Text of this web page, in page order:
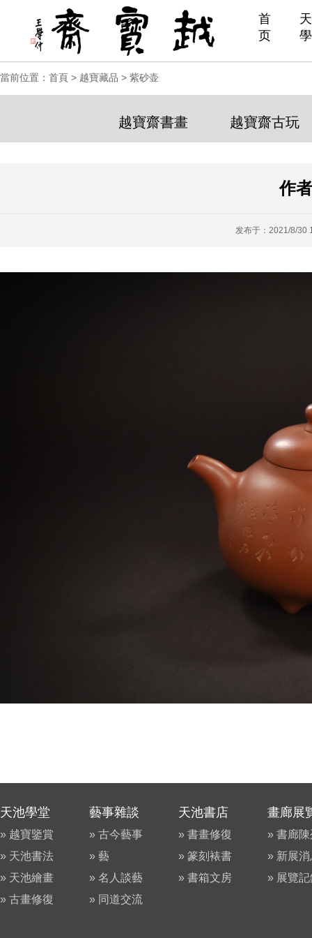
首
页
當前位置： 首頁 > 越寶藏品 > 紫砂壶
越寶齋書畫 越寶齋古玩
作
发布于：2021/8/
天池學堂
» 越寶鑒賞
» 天池書法
» 天池繪畫
» 古畫修復
藝事雜談
» 古今藝事
» 藝
» 名人談藝
» 同道交流
天池書店
» 書畫修復
» 篆刻裱書
» 書箱文房
畫廊展
» 書廊
» 新展
» 展覽